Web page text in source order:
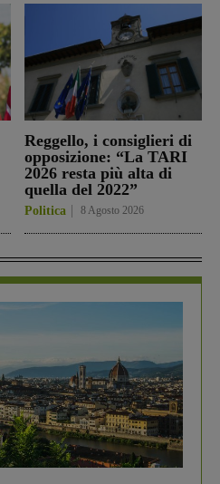
Reggello, i consiglieri di
opposizione: “La TARI
2026 resta più alta di
quella del 2022”
Politica 8 Agosto 2026